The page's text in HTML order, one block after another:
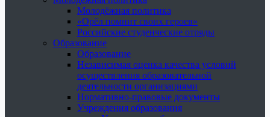
Молодёжная политика
«Орёл помнит своих героев»
Российские студенческие отряды
Образование
Образование
Независимая оценка качества условий
осуществления образовательной
деятельности организациями
Нормативно-правовые документы
Учреждения образования